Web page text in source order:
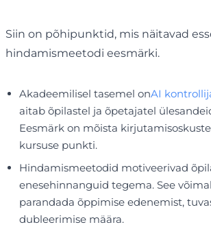
Siin on põhipunktid, mis näitavad
hindamismeetodi eesmärki.
Akadeemilisel tasemel onAI
aitab õpilastel ja õpetajatel
Eesmärk on mõista
kursuse punkti.
Hindamismeetodid motiveerivad
enesehinnanguid tegema. See
parandada õppimise edenemist,
dubleerimise määra.